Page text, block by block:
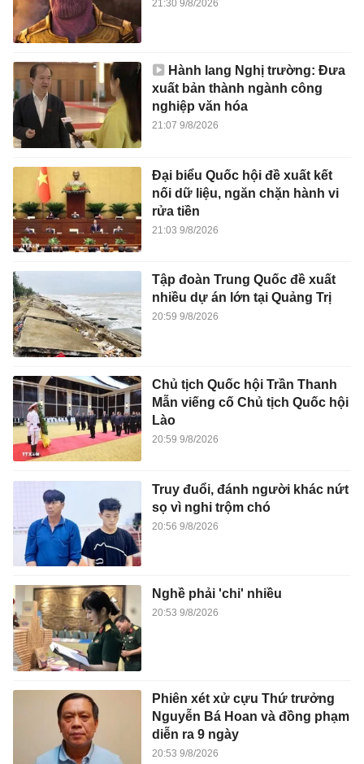
21:30 9/8/2026
Hành lang Nghị trường: Đưa
xuất bản thành ngành công
nghiệp văn hóa
21:07 9/8/2026
Đại biểu Quốc hội đề xuất kết
nối dữ liệu, ngăn chặn hành vi
rửa tiền
21:03 9/8/2026
Tập đoàn Trung Quốc đề xuất
nhiều dự án lớn tại Quảng Trị
20:59 9/8/2026
Chủ tịch Quốc hội Trần Thanh
Mẫn viếng cố Chủ tịch Quốc hội
Lào
20:59 9/8/2026
Truy đuổi, đánh người khác nứt
sọ vì nghi trộm chó
20:56 9/8/2026
Nghề phải 'chi' nhiều
20:53 9/8/2026
Phiên xét xử cựu Thứ trưởng
Nguyễn Bá Hoan và đồng phạm
diễn ra 9 ngày
20:53 9/8/2026